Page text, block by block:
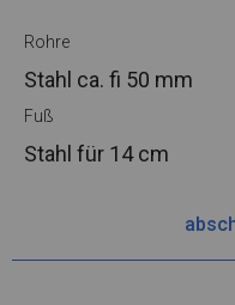
Rohre
Stahl ca. fi 50 mm
Fuß
Stahl für 14 cm